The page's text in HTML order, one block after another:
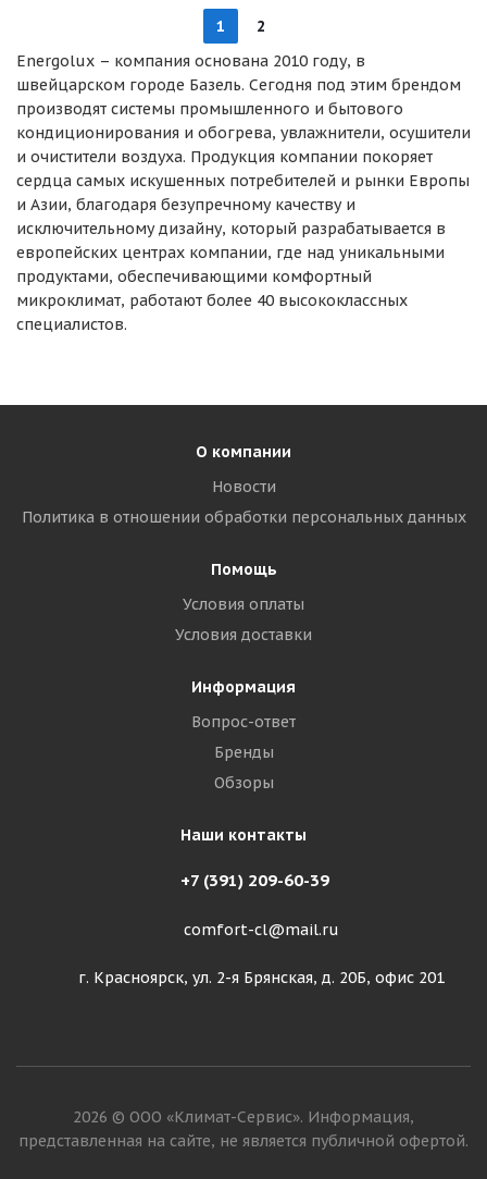
1
2
Energolux – компания основана 2010 году, в
швейцарском городе Базель. Сегодня под этим брендом
производят системы промышленного и бытового
кондиционирования и обогрева, увлажнители, осушители
и очистители воздуха. Продукция компании покоряет
сердца самых искушенных потребителей и рынки Европы
и Азии, благодаря безупречному качеству и
исключительному дизайну, который разрабатывается в
европейских центрах компании, где над уникальными
продуктами, обеспечивающими комфортный
микроклимат, работают более 40 высококлассных
специалистов.
О компании
Новости
Политика в отношении обработки персональных данных
Помощь
Условия оплаты
Условия доставки
Информация
Вопрос-ответ
Бренды
Обзоры
Наши контакты
+7 (391) 209-60-39
comfort-cl@mail.ru
г. Красноярск, ул. 2-я Брянская, д. 20Б, офис 201
2026 © ООО «Климат-Сервис». Информация,
представленная на сайте, не является публичной офертой.